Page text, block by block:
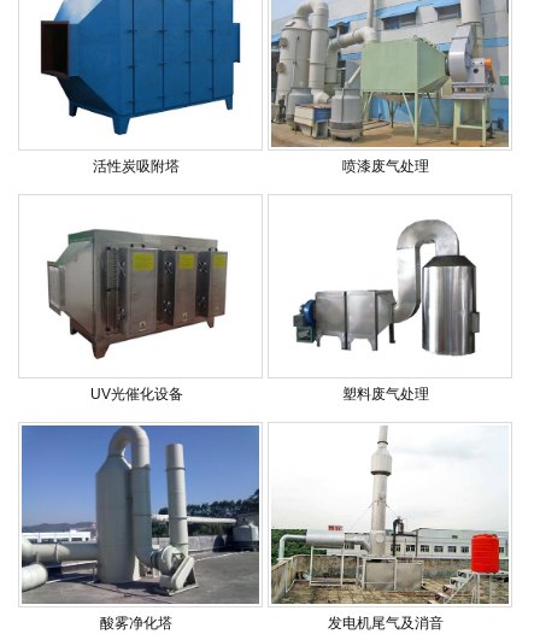
活性炭吸附塔 喷漆废气处理
UV光催化设备 塑料废气处理
酸雾净化塔 发电机尾气及消音